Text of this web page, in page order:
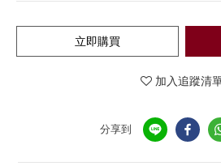
立即購買
加入追蹤清
分享到